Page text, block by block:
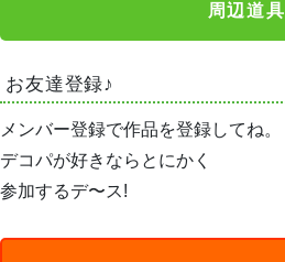
周辺道具
お友達登録♪
メンバー登録で作品を登録してね。
デコパが好きならとにかく
参加するデ〜ス!